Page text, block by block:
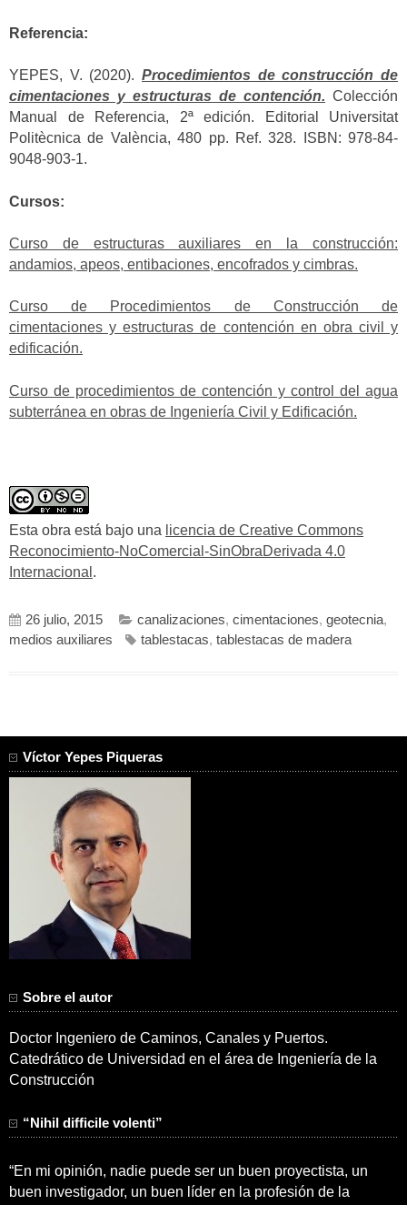
Referencia:
YEPES, V. (2020). Procedimientos de construcción de
cimentaciones y estructuras de contención. Colección
Manual de Referencia, 2ª edición. Editorial Universitat
Politècnica de València, 480 pp. Ref. 328. ISBN: 978-84-
9048-903-1.
Cursos:
Curso de estructuras auxiliares en la construcción:
andamios, apeos, entibaciones, encofrados y cimbras.
Curso de Procedimientos de Construcción de
cimentaciones y estructuras de contención en obra civil y
edificación.
Curso de procedimientos de contención y control del agua
subterránea en obras de Ingeniería Civil y Edificación.
Esta obra está bajo una licencia de Creative Commons
Reconocimiento-NoComercial-SinObraDerivada 4.0
Internacional .
26 julio, 2015 canalizaciones, cimentaciones, geotecnia,
medios auxiliares
tablestacas, tablestacas de madera
Víctor Yepes Piqueras
Sobre el autor
Doctor Ingeniero de Caminos, Canales y Puertos.
Catedrático de Universidad en el área de Ingeniería de la
Construcción
“Nihil difficile volenti”
“En mi opinión, nadie puede ser un buen proyectista, un
buen investigador, un buen líder en la profesión de la